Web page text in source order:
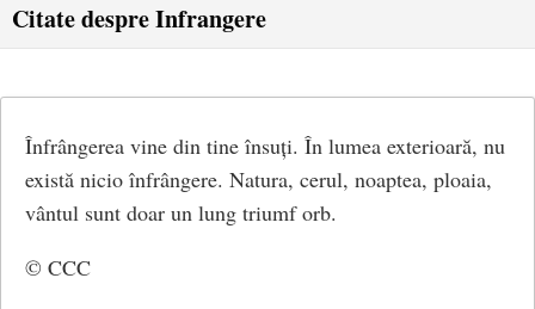
Citate despre Infrangere
Înfrângerea vine din tine însuți. În lumea exterioară, nu
există nicio înfrângere. Natura, cerul, noaptea, ploaia,
vântul sunt doar un lung triumf orb.
© CCC